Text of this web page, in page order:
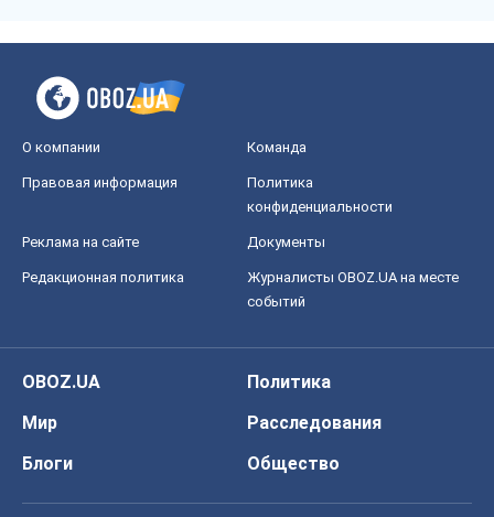
О компании Команда
Правовая информация
Политика
конфиденциальности
Реклама на сайте Документы
Редакционная политика
Журналисты OBOZ.UA на месте
событий
OBOZ.UA
Политика
Мир
Расследования
Блоги
Общество